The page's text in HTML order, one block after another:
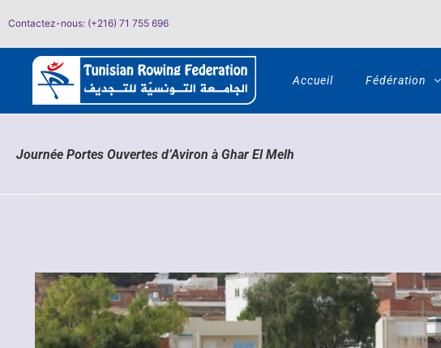
auContactez-nous: (+216) 71 755 696
Accueil Fédération
Journée Portes Ouvertes d’Aviron à Ghar El Melh
Voir
l'image
agrandie